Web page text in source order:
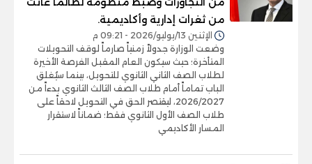
من ثغرات إدارية وأكاديمية.
الإثنين 13/يوليو/2026 - 09:21 م
وضعت الوزارة جدولاً زمنياً صارماً لوقف التحويلات
المتأخرة؛ حيث سيكون العام المقبل الفرصة الأخيرة
لطلاب الصف الثاني الثانوي للتحويل، بينما سيُغلق
الباب تماماً أمام طلاب الصف الثالث الثانوي بدءاً من
2026/2027، ليقتصر الحق في التحويل لاحقاً على
طلاب الصف الأول الثانوي فقط؛ ضماناً لاستقرار
المسار الأكاديمي